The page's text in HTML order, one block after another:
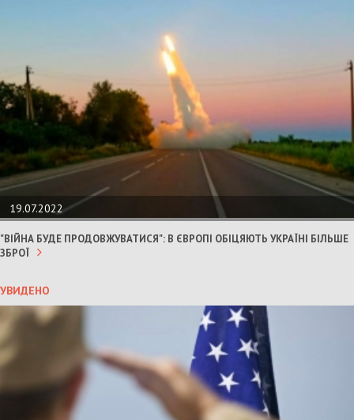
19.07.2022
"ВІЙНА БУДЕ ПРОДОВЖУВАТИСЯ": В ЄВРОПІ ОБІЦЯЮТЬ УКРАЇНІ БІЛЬШЕ
ЗБРОЇ
УВИДЕНО